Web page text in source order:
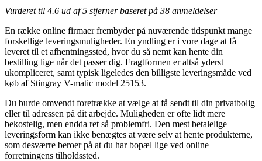
Vurderet til 4.6 ud af 5 stjerner baseret på 38 anmeldelser
En række online firmaer frembyder på nuværende tidspunkt mange
forskellige leveringsmuligheder. En yndling er i vore dage at få
leveret til et afhentningssted, hvor du så nemt kan hente din
bestilling lige når det passer dig. Fragtformen er altså yderst
ukompliceret, samt typisk ligeledes den billigste leveringsmåde ved
køb af Stingray V-matic model 25153.
Du burde omvendt foretrække at vælge at få sendt til din privatbolig
eller til adressen på dit arbejde. Muligheden er ofte lidt mere
bekostelig, men endda ret så problemfri. Den mest betalelige
leveringsform kan ikke benægtes at være selv at hente produkterne,
som desværre beroer på at du har bopæl lige ved online
forretningens tilholdssted.